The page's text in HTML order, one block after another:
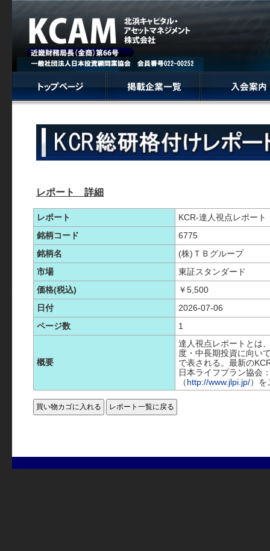
レポート 詳細
レポート
KCR-達人視点レポート
銘柄コード
6775
銘柄名
(株)ＴＢグループ
市場
東証スタンダード
価格(税込)
￥5,500
日付
2026-07-06
ページ数
1
概要
達人視点レポートとは
度・中長期投資に向い
で表される。最新の
日本ライフプラン協会
（http://www.jlpi.jp/）を